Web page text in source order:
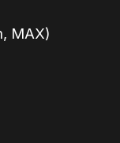
MAX)